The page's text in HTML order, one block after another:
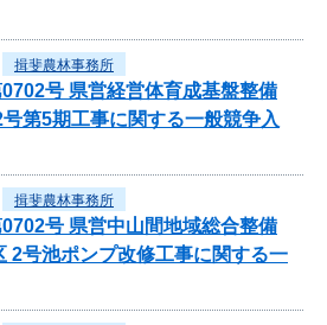
揖斐農林事務所
0702号 県営経営体育成基盤整備
第5期工事に関する一般競争入
揖斐農林事務所
0702号 県営中山間地域総合整備
2号池ポンプ改修工事に関する一